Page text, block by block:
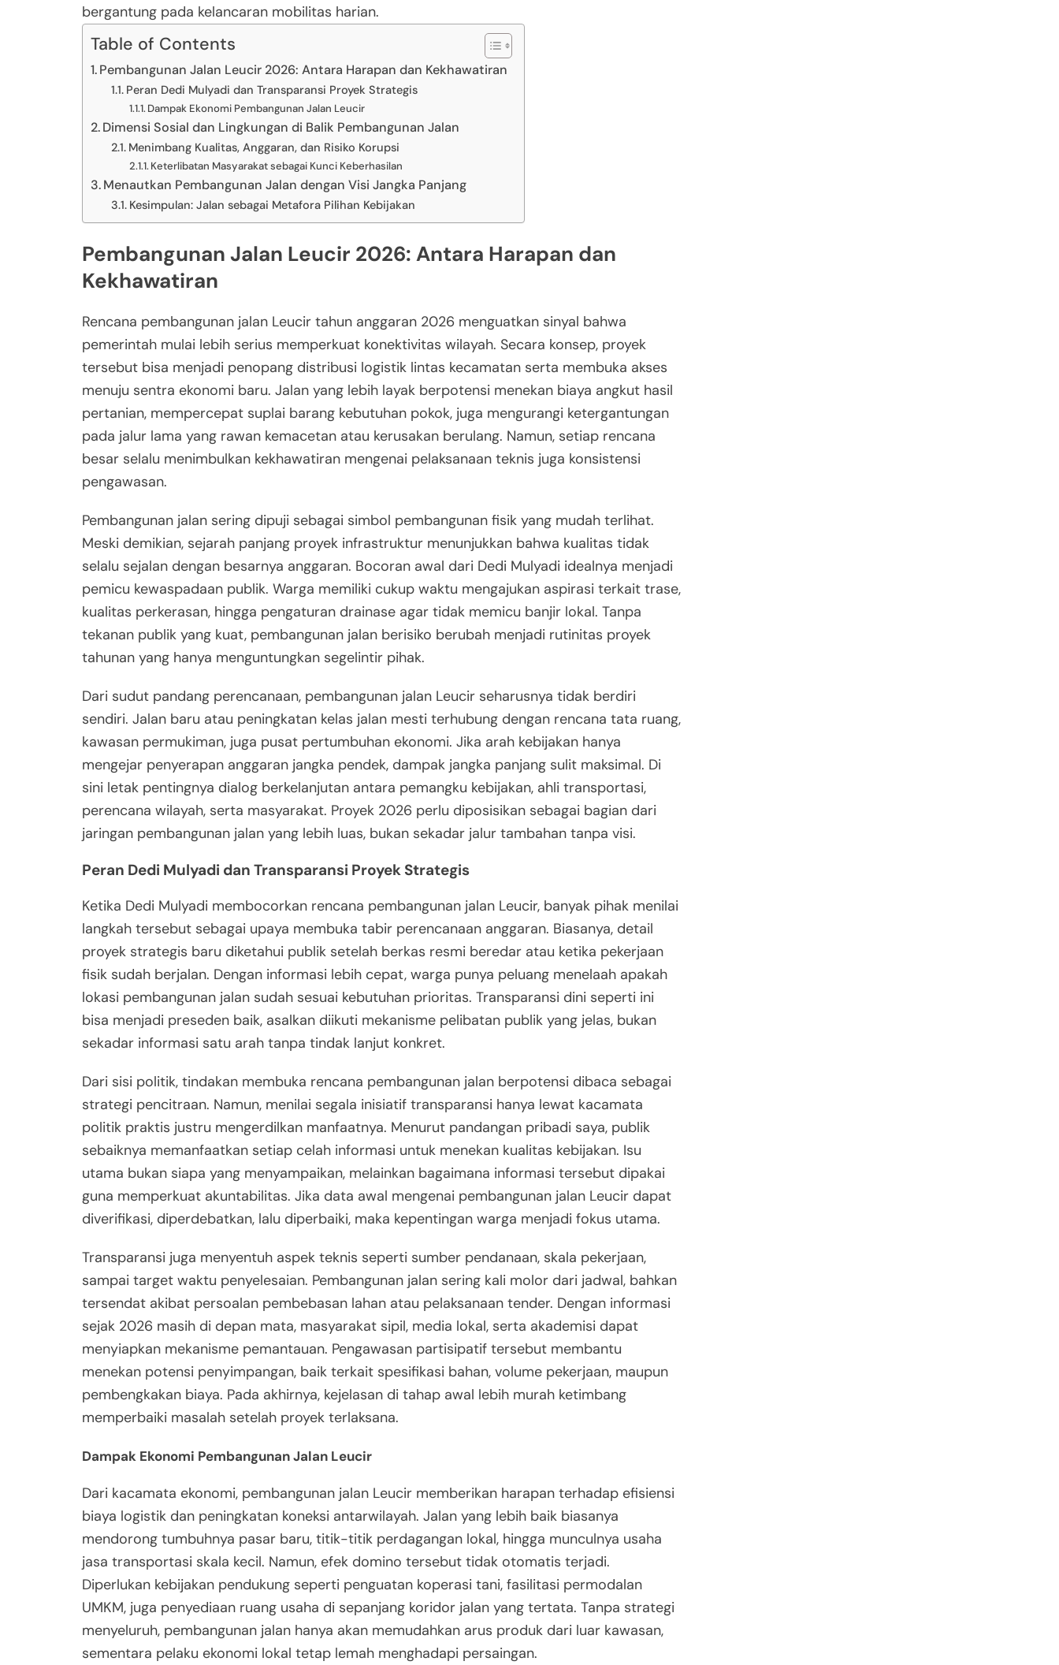
bergantung pada kelancaran mobilitas harian.
Table of Contents
Pembangunan Jalan Leucir 2026: Antara Harapan dan Kekhawatiran
Peran Dedi Mulyadi dan Transparansi Proyek Strategis
Dampak Ekonomi Pembangunan Jalan Leucir
Dimensi Sosial dan Lingkungan di Balik Pembangunan Jalan
Menimbang Kualitas, Anggaran, dan Risiko Korupsi
Keterlibatan Masyarakat sebagai Kunci Keberhasilan
Menautkan Pembangunan Jalan dengan Visi Jangka Panjang
Kesimpulan: Jalan sebagai Metafora Pilihan Kebijakan
Pembangunan Jalan Leucir 2026: Antara Harapan dan
Kekhawatiran
Rencana pembangunan jalan Leucir tahun anggaran 2026 menguatkan sinyal bahwa
pemerintah mulai lebih serius memperkuat konektivitas wilayah. Secara konsep, proyek
tersebut bisa menjadi penopang distribusi logistik lintas kecamatan serta membuka akses
menuju sentra ekonomi baru. Jalan yang lebih layak berpotensi menekan biaya angkut hasil
pertanian, mempercepat suplai barang kebutuhan pokok, juga mengurangi ketergantungan
pada jalur lama yang rawan kemacetan atau kerusakan berulang. Namun, setiap rencana
besar selalu menimbulkan kekhawatiran mengenai pelaksanaan teknis juga konsistensi
pengawasan.
Pembangunan jalan sering dipuji sebagai simbol pembangunan fisik yang mudah terlihat.
Meski demikian, sejarah panjang proyek infrastruktur menunjukkan bahwa kualitas tidak
selalu sejalan dengan besarnya anggaran. Bocoran awal dari Dedi Mulyadi idealnya menjadi
pemicu kewaspadaan publik. Warga memiliki cukup waktu mengajukan aspirasi terkait trase,
kualitas perkerasan, hingga pengaturan drainase agar tidak memicu banjir lokal. Tanpa
tekanan publik yang kuat, pembangunan jalan berisiko berubah menjadi rutinitas proyek
tahunan yang hanya menguntungkan segelintir pihak.
Dari sudut pandang perencanaan, pembangunan jalan Leucir seharusnya tidak berdiri
sendiri. Jalan baru atau peningkatan kelas jalan mesti terhubung dengan rencana tata ruang,
kawasan permukiman, juga pusat pertumbuhan ekonomi. Jika arah kebijakan hanya
mengejar penyerapan anggaran jangka pendek, dampak jangka panjang sulit maksimal. Di
sini letak pentingnya dialog berkelanjutan antara pemangku kebijakan, ahli transportasi,
perencana wilayah, serta masyarakat. Proyek 2026 perlu diposisikan sebagai bagian dari
jaringan pembangunan jalan yang lebih luas, bukan sekadar jalur tambahan tanpa visi.
Peran Dedi Mulyadi dan Transparansi Proyek Strategis
Ketika Dedi Mulyadi membocorkan rencana pembangunan jalan Leucir, banyak pihak menilai
langkah tersebut sebagai upaya membuka tabir perencanaan anggaran. Biasanya, detail
proyek strategis baru diketahui publik setelah berkas resmi beredar atau ketika pekerjaan
fisik sudah berjalan. Dengan informasi lebih cepat, warga punya peluang menelaah apakah
lokasi pembangunan jalan sudah sesuai kebutuhan prioritas. Transparansi dini seperti ini
bisa menjadi preseden baik, asalkan diikuti mekanisme pelibatan publik yang jelas, bukan
sekadar informasi satu arah tanpa tindak lanjut konkret.
Dari sisi politik, tindakan membuka rencana pembangunan jalan berpotensi dibaca sebagai
strategi pencitraan. Namun, menilai segala inisiatif transparansi hanya lewat kacamata
politik praktis justru mengerdilkan manfaatnya. Menurut pandangan pribadi saya, publik
sebaiknya memanfaatkan setiap celah informasi untuk menekan kualitas kebijakan. Isu
utama bukan siapa yang menyampaikan, melainkan bagaimana informasi tersebut dipakai
guna memperkuat akuntabilitas. Jika data awal mengenai pembangunan jalan Leucir dapat
diverifikasi, diperdebatkan, lalu diperbaiki, maka kepentingan warga menjadi fokus utama.
Transparansi juga menyentuh aspek teknis seperti sumber pendanaan, skala pekerjaan,
sampai target waktu penyelesaian. Pembangunan jalan sering kali molor dari jadwal, bahkan
tersendat akibat persoalan pembebasan lahan atau pelaksanaan tender. Dengan informasi
sejak 2026 masih di depan mata, masyarakat sipil, media lokal, serta akademisi dapat
menyiapkan mekanisme pemantauan. Pengawasan partisipatif tersebut membantu
menekan potensi penyimpangan, baik terkait spesifikasi bahan, volume pekerjaan, maupun
pembengkakan biaya. Pada akhirnya, kejelasan di tahap awal lebih murah ketimbang
memperbaiki masalah setelah proyek terlaksana.
Dampak Ekonomi Pembangunan Jalan Leucir
Dari kacamata ekonomi, pembangunan jalan Leucir memberikan harapan terhadap efisiensi
biaya logistik dan peningkatan koneksi antarwilayah. Jalan yang lebih baik biasanya
mendorong tumbuhnya pasar baru, titik-titik perdagangan lokal, hingga munculnya usaha
jasa transportasi skala kecil. Namun, efek domino tersebut tidak otomatis terjadi.
Diperlukan kebijakan pendukung seperti penguatan koperasi tani, fasilitasi permodalan
UMKM, juga penyediaan ruang usaha di sepanjang koridor jalan yang tertata. Tanpa strategi
menyeluruh, pembangunan jalan hanya akan memudahkan arus produk dari luar kawasan,
sementara pelaku ekonomi lokal tetap lemah menghadapi persaingan.